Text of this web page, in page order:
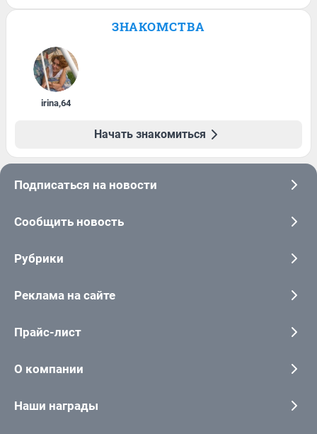
ЗНАКОМСТВА
irina,64
Начать знакомиться
Подписаться на новости
Сообщить новость
Рубрики
Реклама на сайте
Прайс-лист
О компании
Наши награды